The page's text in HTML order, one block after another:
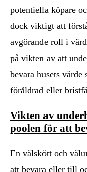
potentiella köpare
dock viktigt att
avgörande roll i
på vikten av att
bevara husets
föråldrad eller
Vikten av
poolen för att
En välskött och
att bevara eller till